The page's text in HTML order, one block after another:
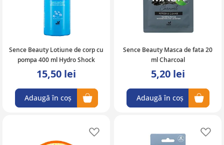
Sence Beauty Lotiune de corp cu
pompa 400 ml Hydro Shock
15,50 lei
Adaugă în coș
Sence Beauty Masca de fata 20
ml Charcoal
5,20 lei
Adaugă în coș